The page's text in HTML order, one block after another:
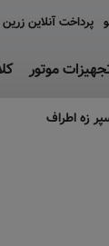
پرداخت آنلاین
موتور
زه اطراف